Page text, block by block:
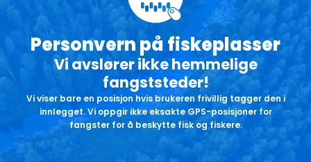
Personvern på fiskeplasser
Vi avslører ikke hemmelige
fangststeder!
Vi viser bare en posisjon hvis brukeren frivillig tagger den i
innlegget. Vi oppgir ikke eksakte GPS-posisjoner for
fangster for å beskytte fisk og fiskere.